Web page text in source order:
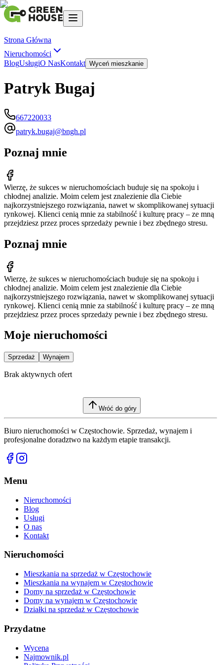
Strona Główna
Nieruchomości
BlogUsługiO NasKontakt Wyceń mieszkanie
Patryk Bugaj
667220033
patryk.bugaj@bngh.pl
Poznaj mnie
Wierzę, że sukces w nieruchomościach buduje się na spokoju i
chłodnej analizie. Moim celem jest znalezienie dla Ciebie
najkorzystniejszego rozwiązania, nawet w skomplikowanej sytuacji
rynkowej. Klienci cenią mnie za stabilność i kulturę pracy – ze mną
przejdziesz przez proces sprzedaży pewnie i bez zbędnego stresu.
Poznaj mnie
Wierzę, że sukces w nieruchomościach buduje się na spokoju i
chłodnej analizie. Moim celem jest znalezienie dla Ciebie
najkorzystniejszego rozwiązania, nawet w skomplikowanej sytuacji
rynkowej. Klienci cenią mnie za stabilność i kulturę pracy – ze mną
przejdziesz przez proces sprzedaży pewnie i bez zbędnego stresu.
Moje nieruchomości
Sprzedaż Wynajem
Brak aktywnych ofert
Wróć do góry
Biuro nieruchomości w Częstochowie. Sprzedaż, wynajem i
profesjonalne doradztwo na każdym etapie transakcji.
Menu
Nieruchomości
Blog
Usługi
O nas
Kontakt
Nieruchomości
Mieszkania na sprzedaż w Częstochowie
Mieszkania na wynajem w Częstochowie
Domy na sprzedaż w Częstochowie
Domy na wynajem w Częstochowie
Działki na sprzedaż w Częstochowie
Przydatne
Wycena
Najmownik.pl